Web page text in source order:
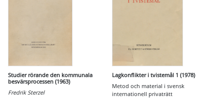
Studier rörande den kommunala
besvärsprocessen (1963)
Fredrik Sterzel
Lagkonflikter i tvistemål 1 (1978)
Metod och material i svensk
internationell privaträtt